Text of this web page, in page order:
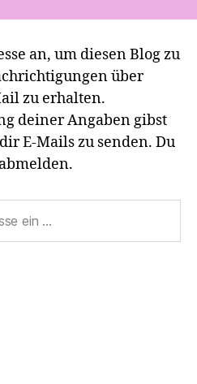
an, um diesen Blog zu
über
zu erhalten.
deiner Angaben gibst
E-Mails zu senden. Du